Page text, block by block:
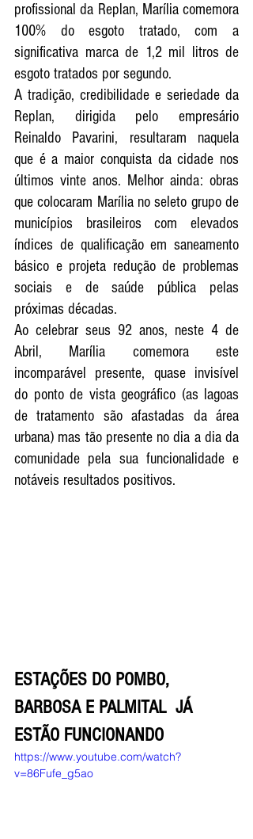
profissional da Replan, Marília comemora
100% do esgoto tratado, com a
significativa marca de 1,2 mil litros de
esgoto tratados por segundo.
A tradição, credibilidade e seriedade da
Replan, dirigida pelo empresário
Reinaldo Pavarini, resultaram naquela
que é a maior conquista da cidade nos
últimos vinte anos. Melhor ainda: obras
que colocaram Marília no seleto grupo de
municípios brasileiros com elevados
índices de qualificação em saneamento
básico e projeta redução de problemas
sociais e de saúde pública pelas
próximas décadas.
Ao celebrar seus 92 anos, neste 4 de
Abril, Marília comemora este
incomparável presente, quase invisível
do ponto de vista geográfico (as lagoas
de tratamento são afastadas da área
urbana) mas tão presente no dia a dia da
comunidade pela sua funcionalidade e
notáveis resultados positivos.
ESTAÇÕES DO POMBO,
BARBOSA E PALMITAL  JÁ
ESTÃO FUNCIONANDO
https://www.youtube.com/watch?
v=86Fufe_g5ao